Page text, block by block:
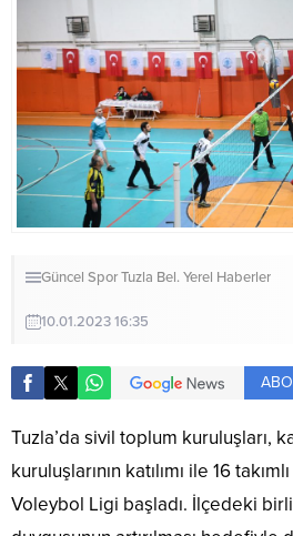
Güncel SporTuzla Bel. Yerel Haberler
10.01.2023 16:35
Tuzla’da sivil toplum kuruluşları,
kuruluşlarının katılımı ile 16
Voleybol Ligi başladı. İlçedeki